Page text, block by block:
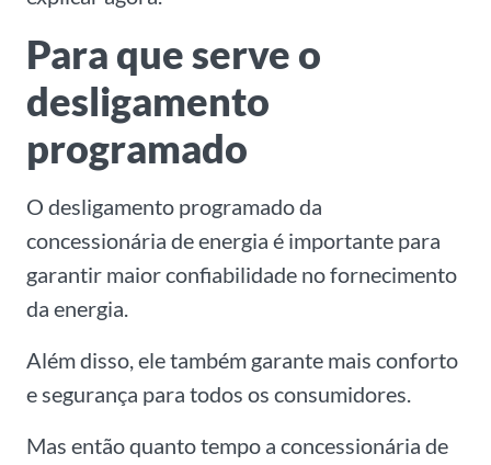
Para que serve o
desligamento
programado
O desligamento programado da
concessionária de energia é importante para
garantir maior confiabilidade no fornecimento
da energia.
Além disso, ele também garante mais conforto
e segurança para todos os consumidores.
Mas então quanto tempo a concessionária de